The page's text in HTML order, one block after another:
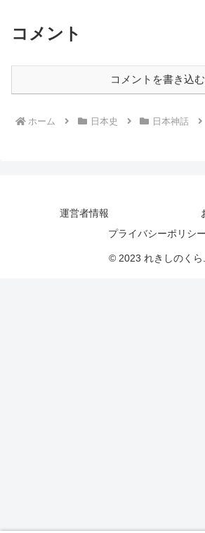
コメント
コメントを書き込む
ホーム 日本史 日本神話
運営者情報
プライバシーポリシー
© 2023 れきしのくら.